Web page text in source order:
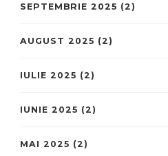
SEPTEMBRIE 2025 (2)
AUGUST 2025 (2)
IULIE 2025 (2)
IUNIE 2025 (2)
MAI 2025 (2)